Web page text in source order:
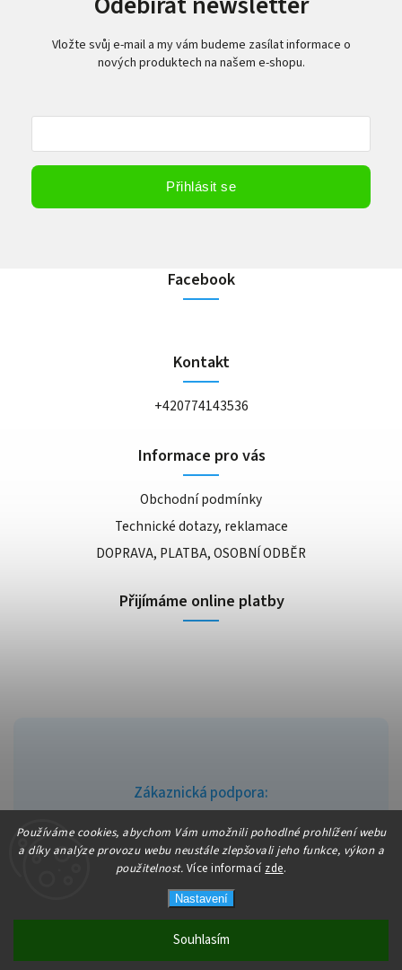
Používáme cookies, abychom Vám umožnili pohodlné prohlížení webu
a díky analýze provozu webu neustále zlepšovali jeho funkce, výkon a
použitelnost. Více informací zde.
Nastavení
Souhlasím
Vložte svůj e-mail a my vám budeme zasílat informace o
nových produktech na našem e-shopu.
Přihlásit se
Zákaznická podpora:
info@fajndrogerie.cz
Facebook
Kontakt
+420774143536
Informace pro vás
Obchodní podmínky
Technické dotazy, reklamace
DOPRAVA, PLATBA, OSOBNÍ ODBĚR
Přijímáme online platby
fajndrogerie
VytvořilShoptet | Design